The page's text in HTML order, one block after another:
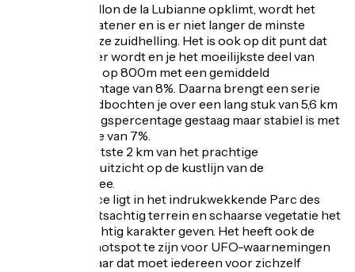
Terwijl je de Vallon de la Lubianne opklimt, wordt het
landschap verlatener en is er niet langer de minste
schaduw op deze zuidhelling. Het is ook op dit punt dat
de helling steiler wordt en je het moeilijkste deel van
deze klim krijgt op 800m met een gemiddeld
stijgingspercentage van 8%. Daarna brengt een serie
van 6 haarspeldbochten je over een lang stuk van 5,6 km
waar het stijgingspercentage gestaag maar stabiel is met
een gemiddelde van 7%.
Geniet in de laatste 2 km van het prachtige
panoramische uitzicht op de kustlijn van de
Middellandse Zee.
De Col de Vence ligt in het indrukwekkende Parc des
Noves, waar rotsachtig terrein en schaarse vegetatie het
een woestijnachtig karakter geven. Het heeft ook de
reputatie een hotspot te zijn voor UFO-waarnemingen
in Frankrijk, maar dat moet iedereen voor zichzelf